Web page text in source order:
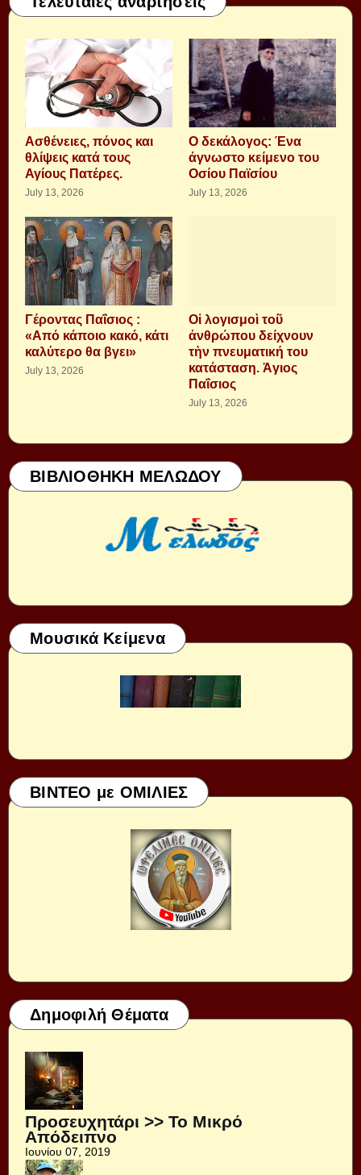
Aσθένειες, πόνος και
θλίψεις κατά τους
Αγίους Πατέρες.
July 13, 2026
Ο δεκάλογος: Ένα
άγνωστο κείμενο του
Οσίου Παϊσίου
July 13, 2026
Γέροντας Παΐσιος :
«Από κάποιο κακό, κάτι
καλύτερο θα βγει»
July 13, 2026
Οἱ λογισμοὶ τοῦ
ἀνθρώπου δείχνουν
τὴν πνευματική του
κατάσταση. Ἁγιος
Παΐσιος
July 13, 2026
ΒΙΒΛΙΟΘΗΚΗ ΜΕΛΩΔΟΥ
Μουσικά Κείμενα
ΒΙΝΤΕΟ με ΟΜΙΛΙΕΣ
Δημοφιλή Θέματα
Προσευχητάρι >> Το Μικρό
Απόδειπνο
Ιουνίου 07, 2019